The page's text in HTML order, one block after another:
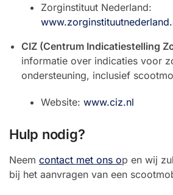
Zorginstituut Nederland:
CIZ (Centrum Indicatiestelling
informatie over indicaties voor
ondersteuning, inclusief
Website: www.ciz.nl
Hulp nodig?
Neem contact met ons op en wij
bij het aanvragen van een